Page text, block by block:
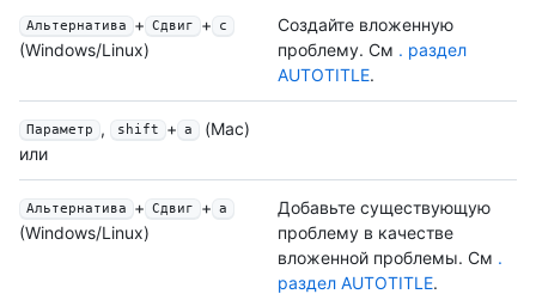
Альтернатива + Сдвиг + c
(Windows/Linux)
Создайте вложенную
проблему. См . раздел
AUTOTITLE.
Параметр , shift + a
(Mac)
или
Альтернатива + Сдвиг + a
(Windows/Linux)
Добавьте существующую
проблему в качестве
вложенной проблемы. См .
раздел AUTOTITLE.